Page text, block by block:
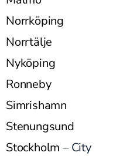
Norrköping
Norrtälje
Nyköping
Ronneby
Simrishamn
Stenungsund
Stockholm – City